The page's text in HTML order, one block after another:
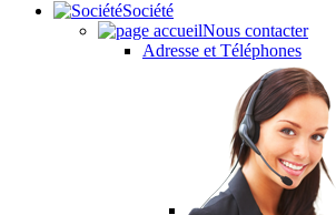
Société
Nous contacter
Adresse et Téléphones